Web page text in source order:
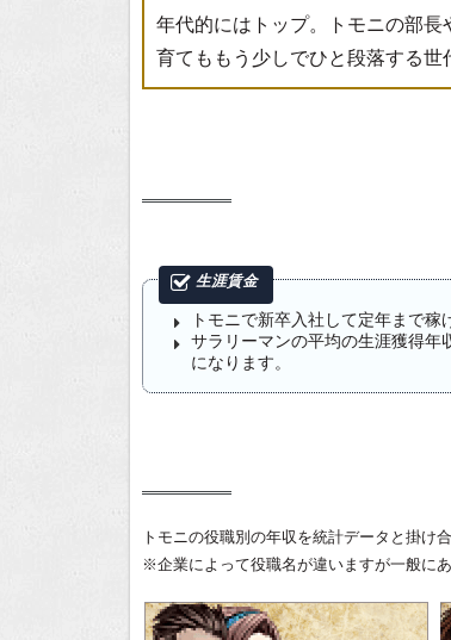
年代的にはトップ。トモニの部
育てももう少しでひと段落する
トモニで新卒入社して定年まで稼
サラリーマンの平均の生涯獲得年
になります。
トモニの役職別の年収を統計データと掛け
※企業によって役職名が違いますが一般に